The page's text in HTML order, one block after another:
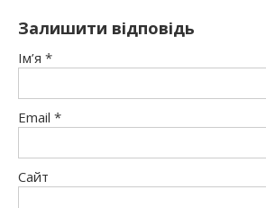
Залишити відповідь
Ім’я *
Email *
Сайт